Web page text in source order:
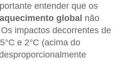
entender que os
aquecimento global não
impactos decorrentes de
e 2°C (acima do